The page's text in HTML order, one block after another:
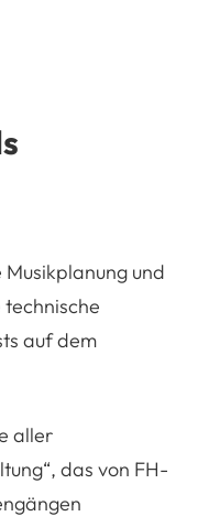
und
auf dem
aller
das von FH-